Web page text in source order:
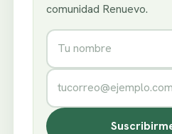
comunidad Renuevo.
Nombre
Correo electrónico